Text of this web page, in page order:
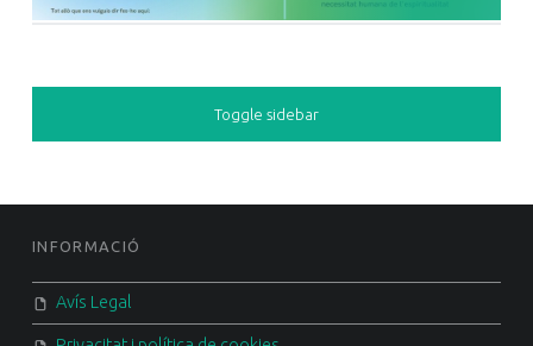
SIDEBAR
Toggle sidebar
FOOTER SIDEBAR
INFORMACIÓ
Avís Legal